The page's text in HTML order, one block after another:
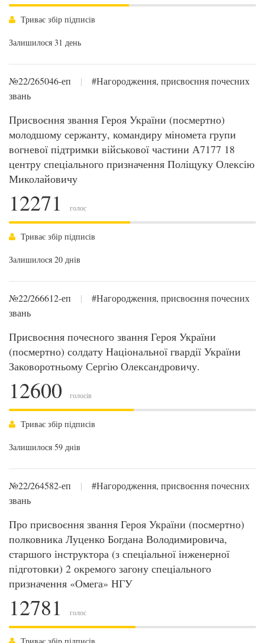
Триває збір підписів
Залишилося 31 день
№22/265046-еп |
#Нагородження, присвоєння почесних
звань
Присвоєння звання Героя України (посмертно)
молодшому сержанту, командиру міномета групи
вогневої підтримки військової частини А7177 18
центру спеціального призначення Поліщуку Олексію
Миколайовичу
12271 голос
Триває збір підписів
Залишилося 20 днів
№22/266612-еп |
#Нагородження, присвоєння почесних
звань
Присвоєння почесного звання Героя України
(посмертно) солдату Національної гвардії України
Заковоротньому Сергію Олександровичу.
12600 голосів
Триває збір підписів
Залишилося 59 днів
№22/264582-еп |
#Нагородження, присвоєння почесних
звань
Про присвоєння звання Героя України (посмертно)
полковника Луценко Богдана Володимировича,
старшого інструктора (з спеціальної інженерної
підготовки) 2 окремого загону спеціального
призначення «Омега» НГУ
12781 голос